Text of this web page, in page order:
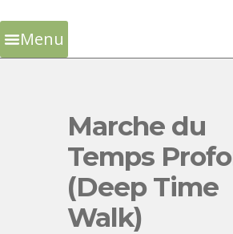
contentMenu
Marche du
Temps
(Deep Time
Walk)